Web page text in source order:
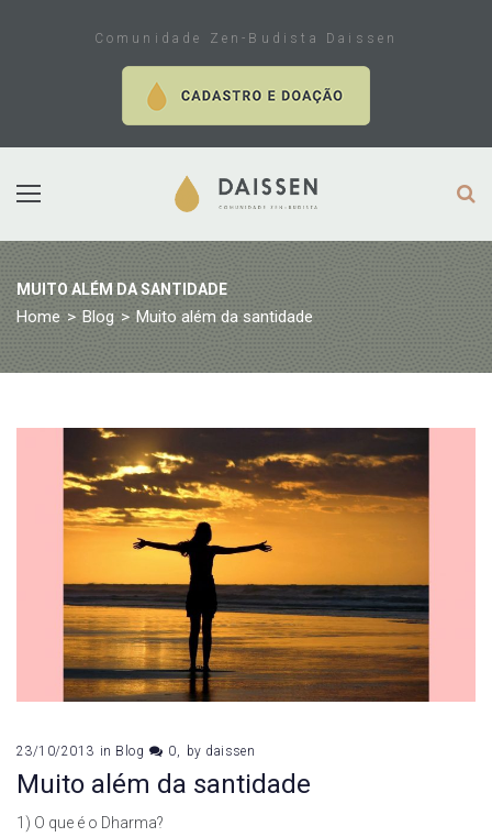
Comunidade Zen-Budista Daissen
MUITO ALÉM DA SANTIDADE
Home > Blog > Muito além da santidade
23/10/2013 in Blog 0 by daissen
Muito além da santidade
1) O que é o Dharma?